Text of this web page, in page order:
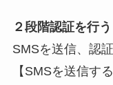
２段階認証を行う
SMSを送信、認
【SMSを送信す